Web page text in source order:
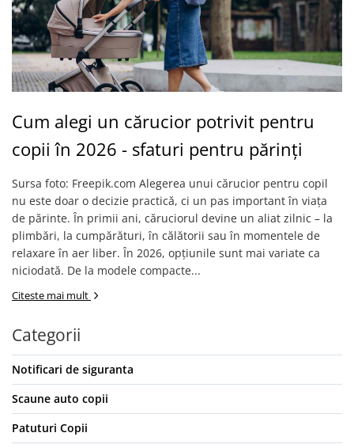
Cum alegi un cărucior potrivit pentru
copii în 2026 - sfaturi pentru părinți
Sursa foto: Freepik.com Alegerea unui cărucior pentru copil
nu este doar o decizie practică, ci un pas important în viața
de părinte. În primii ani, căruciorul devine un aliat zilnic – la
plimbări, la cumpărături, în călătorii sau în momentele de
relaxare în aer liber. În 2026, opțiunile sunt mai variate ca
niciodată. De la modele compacte...
Citeste mai mult
Categorii
Notificari de siguranta
Scaune auto copii
Patuturi Copii